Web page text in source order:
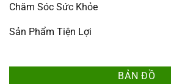
Chăm Sóc Sức Khỏe
Sản Phẩm Tiện Lợi
BẢN ĐỒ